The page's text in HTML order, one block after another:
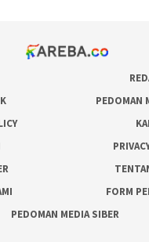
PEDOMAN
FORM
PEDOMAN MEDIA SIBER